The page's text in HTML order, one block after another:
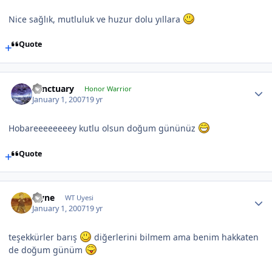
Nice sağlık, mutluluk ve huzur dolu yıllara
Quote
Sanctuary Honor Warrior
January 1, 200719 yr
Hobareeeeeeeey kutlu olsun doğum gününüz
Quote
layne WT Uyesi
January 1, 200719 yr
teşekkürler barış
diğerlerini bilmem ama benim hakkaten
de doğum günüm